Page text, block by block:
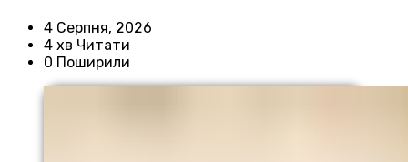
4 Серпня, 2026
4 хв Читати
0 Поширили